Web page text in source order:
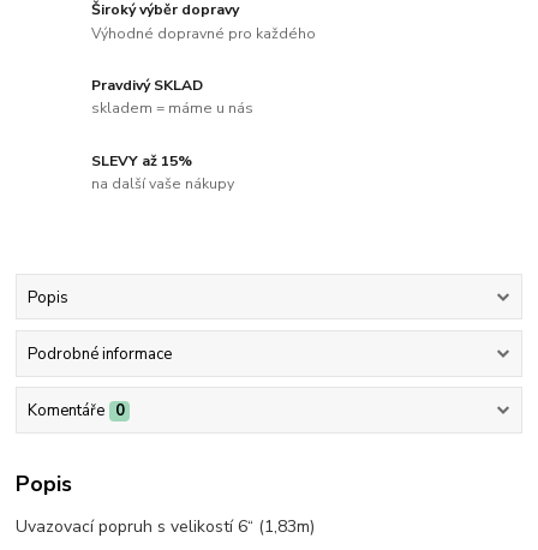
Široký výběr dopravy
Výhodné dopravné pro každého
Pravdivý SKLAD
skladem = máme u nás
SLEVY až 15%
na další vaše nákupy
Popis
Podrobné informace
Komentáře 0
Popis
Uvazovací popruh s velikostí 6“ (1,83m)